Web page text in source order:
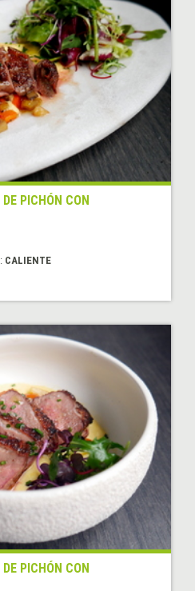
PICHÓN CON
CALIENTE
PICHÓN CON